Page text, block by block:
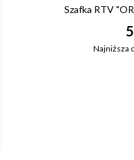
Szafka RTV
Najniższa